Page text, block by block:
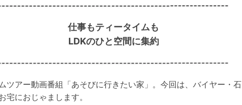
仕事もティータイムも
LDKのひと空間に集約
ツアー動画番組「あそびに行きたい家」。今回は、バイヤー・石
宅におじゃまします。